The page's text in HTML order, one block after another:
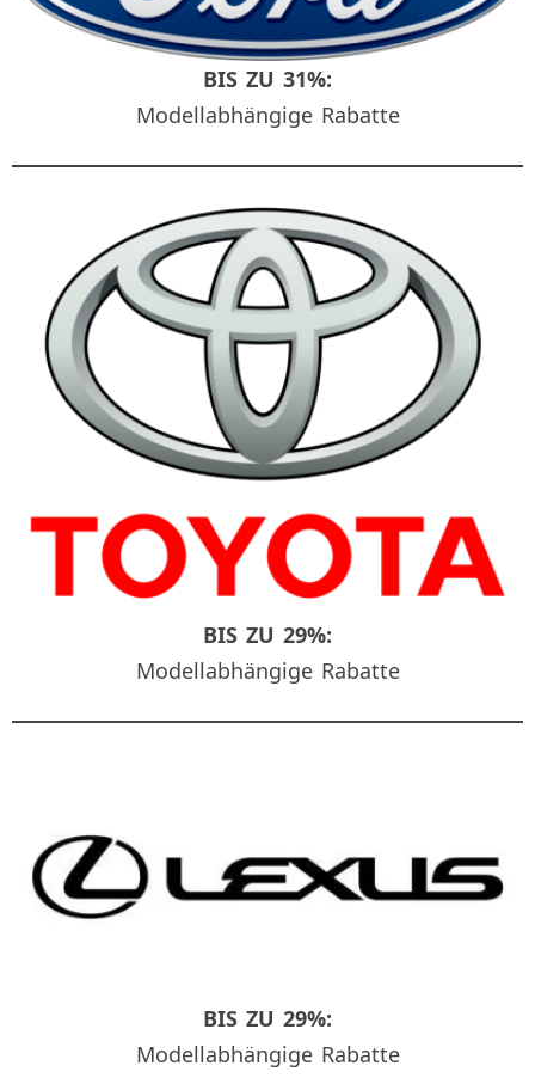
BIS ZU 31%:
Modellabhängige Rabatte
BIS ZU 29%:
Modellabhängige Rabatte
BIS ZU 29%:
Modellabhängige Rabatte